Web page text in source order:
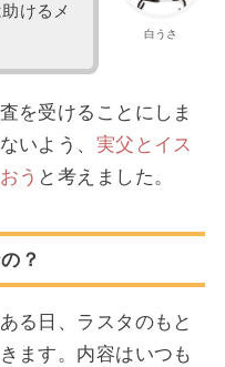
白うさ
けるメ
を受けることにしま
いよう、 実父とイス
う と考えました。
？
る日、ラスタのもと
ます。内容はいつも